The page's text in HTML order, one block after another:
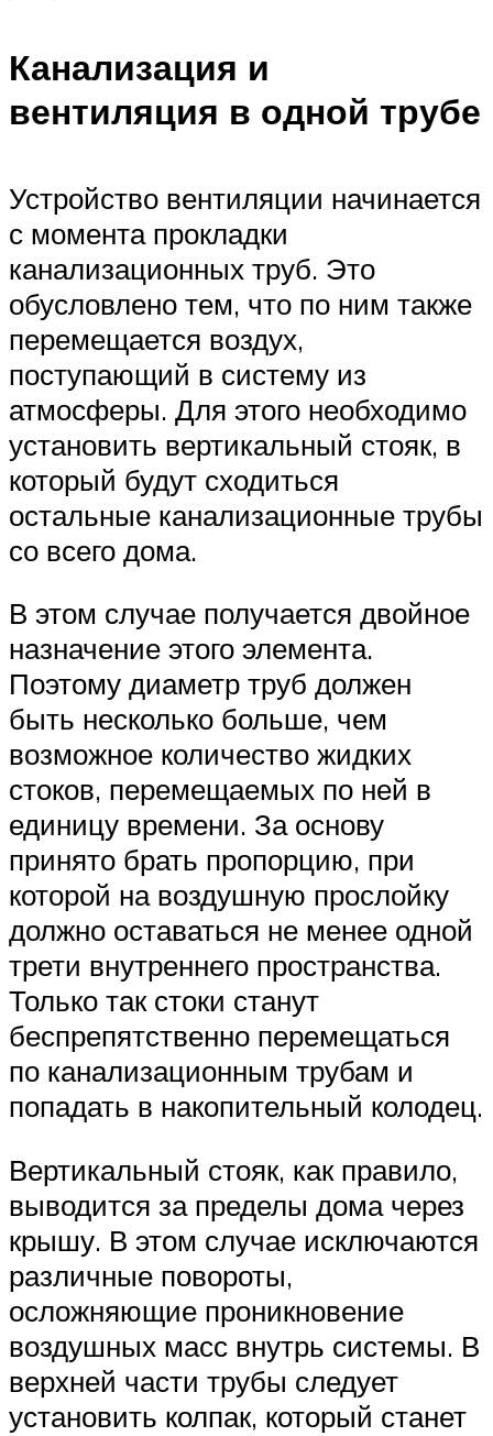
Канализация и
вентиляция в одной трубе
Устройство вентиляции начинается
с момента прокладки
канализационных труб. Это
обусловлено тем, что по ним также
перемещается воздух,
поступающий в систему из
атмосферы. Для этого необходимо
установить вертикальный стояк, в
который будут сходиться
остальные канализационные трубы
со всего дома.
В этом случае получается двойное
назначение этого элемента.
Поэтому диаметр труб должен
быть несколько больше, чем
возможное количество жидких
стоков, перемещаемых по ней в
единицу времени. За основу
принято брать пропорцию, при
которой на воздушную прослойку
должно оставаться не менее одной
трети внутреннего пространства.
Только так стоки станут
беспрепятственно перемещаться
по канализационным трубам и
попадать в накопительный колодец.
Вертикальный стояк, как правило,
выводится за пределы дома через
крышу. В этом случае исключаются
различные повороты,
осложняющие проникновение
воздушных масс внутрь системы. В
верхней части трубы следует
установить колпак, который станет